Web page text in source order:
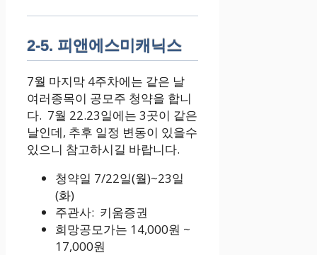
2-5. 피앤에스미캐닉스
7월 마지막 4주차에는 같은 날
여러종목이 공모주 청약을 합니
다. 7월 22.23일에는 3곳이 같은
날인데, 추후 일정 변동이 있을수
있으니 참고하시길 바랍니다.
청약일 7/22일(월)~23일
(화)
주관사: 키움증권
희망공모가는 14,000원 ~
17,000원